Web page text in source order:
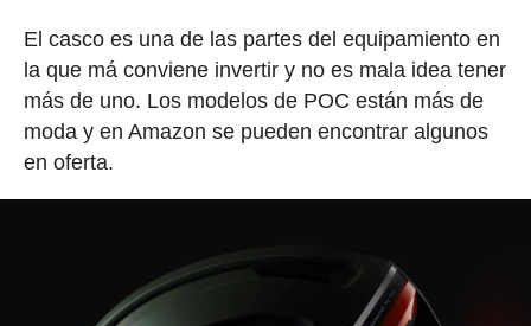
El casco es una de las partes del equipamiento en
la que má conviene invertir y no es mala idea tener
más de uno. Los modelos de POC están más de
moda y en Amazon se pueden encontrar algunos
en oferta.